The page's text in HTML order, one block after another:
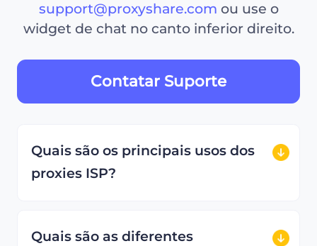
support@proxyshare.com ou use o
widget de chat no canto inferior direito.
Contatar Suporte
Quais são os principais usos dos
proxies ISP?
Quais são as diferentes